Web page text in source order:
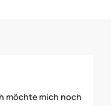
möchte mich noch